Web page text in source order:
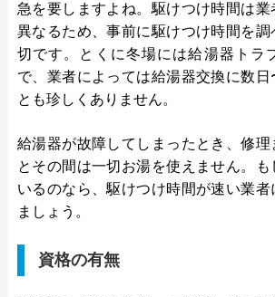
急を要しますよね。駆けつけ時間は業
異なるため、事前に駆けつけ時間を調
切です。とくに冬場には給湯器トラ
で、業者によっては給湯器交換に数日
とも珍しくありません。
給湯器が故障してしまったとき、修理
とその間は一切お湯を使えません。
いるのなら、駆けつけ時間が速い業者
ましょう。
資格の有無